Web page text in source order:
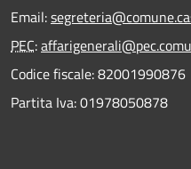
Email:
PEC:
Codice fiscale: 82001990876
Partita Iva: 01978050878